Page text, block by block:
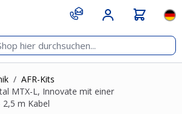
/ AFR-Kits
MTX-L, Innovate mit einer
m Kabel